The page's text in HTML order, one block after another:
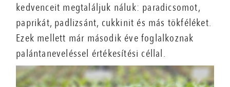
kedvenceit megtaláljuk náluk: paradicsomot,
paprikát, padlizsánt, cukkinit és más tökféléket.
Ezek mellett már második éve foglalkoznak
palántaneveléssel értékesítési céllal.